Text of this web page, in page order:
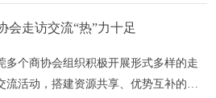
会走访交流“热”力十足
多个商协会组织积极开展形式多样的走
流活动，搭建资源共享、优势互补的合